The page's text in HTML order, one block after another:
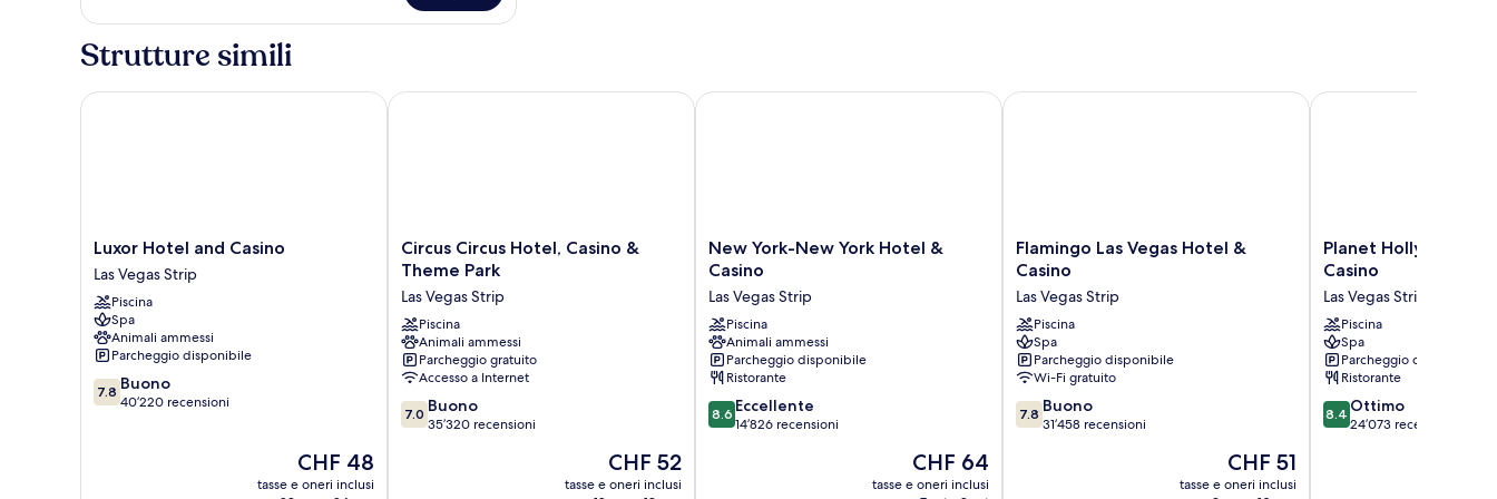
Strutture simili
Luxor
Hotel
and
Casino
Las
Vegas
Strip
Luxor Hotel and Casino
Las Vegas Strip
Piscina
Spa
Animali ammessi
Parcheggio disponibile
7.8
su
7.8 Buono
40’220 recensioni
Il
prezzo
CHF 48
tasse e oneri inclusi
Luxor Hotel and Casino
Circus
Circus
Casino
&
Theme
Park
Las
Vegas
Strip
Circus Circus Hotel, Casino &
Theme Park
Las Vegas Strip
Piscina
Animali ammessi
Parcheggio gratuito
Accesso a Internet
7.0
su
7.0 Buono
35’320 recensioni
Il
prezzo
CHF 52
tasse e oneri inclusi
Circus Circus Hotel, Casino & Theme Park
New
York-
York
Hotel
&
Casino
Las
Vegas
Strip
New York-New York Hotel &
Casino
Las Vegas Strip
Piscina
Animali ammessi
Parcheggio disponibile
Ristorante
8.6
su
8.6 Eccellente
14’826 recensioni
Il
prezzo
CHF 64
tasse e oneri inclusi
New York-New York Hotel & Casino
Flamingo
Las
Hotel
&
Casino
Las
Vegas
Strip
Flamingo Las Vegas Hotel &
Casino
Las Vegas Strip
Piscina
Spa
Parcheggio disponibile
Wi-Fi gratuito
7.8
su
7.8 Buono
31’458 recensioni
Il
prezzo
CHF 51
tasse e oneri inclusi
Flamingo Las Vegas Hotel & Casino
Planet
Hollywood
&
Casino
Las
Vegas
Strip
Planet Hollywood
Casino
Las Vegas Strip
Piscina
Spa
Parcheggio disponibile
Ristorante
8.4
su
8.4 Ottimo
24’073 recensioni
Planet Hollywood